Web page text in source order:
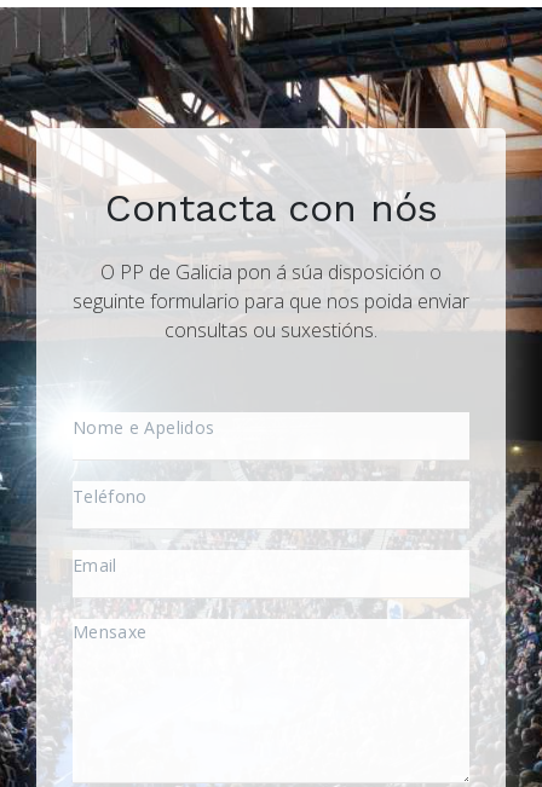
Contacta con nós
O PP de Galicia pon á súa disposición o
seguinte formulario para que nos poida enviar
consultas ou suxestións.